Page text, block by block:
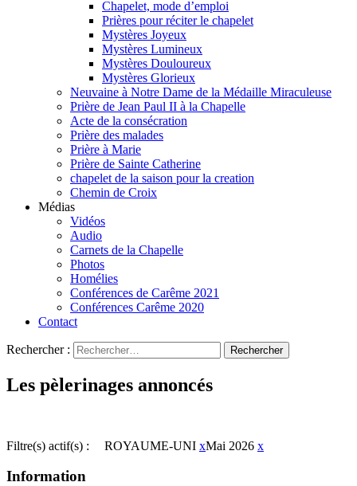
Chapelet, mode d’emploi
Prières pour réciter le chapelet
Mystères Joyeux
Mystères Lumineux
Mystères Douloureux
Mystères Glorieux
Neuvaine à Notre Dame de la Médaille Miraculeuse
Prière de Jean Paul II à la Chapelle
Acte de la consécration
Prière des malades
Prière à Marie
Prière de Sainte Catherine
chapelet de la saison pour la creation
Chemin de Croix
Médias
Vidéos
Audio
Carnets de la Chapelle
Photos
Homélies
Conférences de Carême 2021
Conférences Carême 2020
Contact
Rechercher :
Les pèlerinages annoncés
Filtre(s) actif(s) : ROYAUME-UNI xMai 2026 x
Information